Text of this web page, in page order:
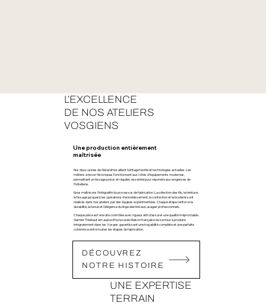
L’EXCELLENCE
DE NOS ATELIERS
VOSGIENS
Une production entièrement
maîtrisée
Nos deux usines de Gérardmer allient héritage textile et technologies actuelles. Les
métiers à tisser historiques fonctionnent aux côtés d’équipements modernes,
permettant un tissage précis et régulier, essentiel pour répondre aux exigences de
l’hôtellerie.
Nous maîtrisons l’intégralité du processus de fabrication. La sélection des fils, la teinture,
le tissage jacquard, les opérations d’ennoblissement, la confection et la broderie sont
réalisés dans nos ateliers par des équipes expérimentées. Chaque étape renforce la
durabilité, la tenue et l’élégance du linge destiné aux usages professionnels.
Chaque pièce est ensuite contrôlée avec rigueur afin d’assurer une qualité irréprochable.
Garnier Thiebaut est aujourd’hui la seule Maison française du secteur à produire
intégralement dans les Vosges, garantissant une traçabilité complète et une parfaite
cohérence entre toutes les étapes de fabrication.
DÉCOUVREZ
NOTRE HISTOIRE
UNE EXPERTISE
TERRAIN